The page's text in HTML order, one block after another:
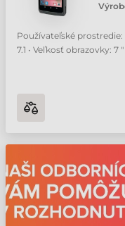
Používateľské
7.1 • Veľkosť obrazovky: 7 "